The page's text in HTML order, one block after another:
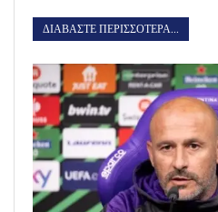
ΔΙΑΒΆΣΤΕ ΠΕΡΙΣΣΌΤΕΡΑ...